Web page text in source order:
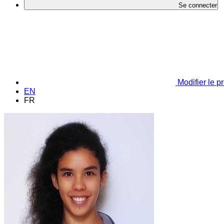
Se connecter
Modifier le
EN
FR